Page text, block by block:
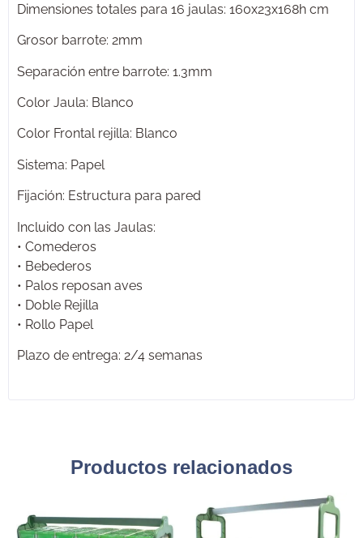
Dimensiones totales para 16 jaulas: 160x23x168h cm
Grosor barrote: 2mm
Separación entre barrote: 1.3mm
Color Jaula: Blanco
Color Frontal rejilla: Blanco
Sistema: Papel
Fijación: Estructura para pared
Incluido con las Jaulas:
• Comederos
• Bebederos
• Palos reposan aves
• Doble Rejilla
• Rollo Papel
Plazo de entrega: 2/4 semanas
Productos relacionados